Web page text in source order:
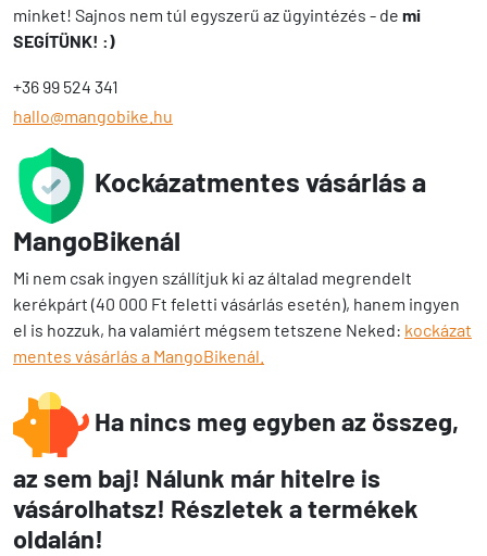
minket! Sajnos nem túl egyszerű az ügyintézés - de mi
SEGÍTÜNK! :)
+36 99 524 341
hallo@mangobike.hu
Kockázatmentes vásárlás a
MangoBikenál
Mi nem csak ingyen szállítjuk ki az általad megrendelt
kerékpárt (40 000 Ft feletti vásárlás esetén), hanem ingyen
el is hozzuk, ha valamiért mégsem tetszene Neked: kockázat
mentes vásárlás a MangoBikenál.
Ha nincs meg egyben az összeg,
az sem baj! Nálunk már hitelre is
vásárolhatsz! Részletek a termékek
oldalán!